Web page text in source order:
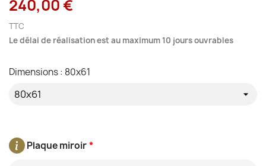
240,00 €
TTC
Le délai de réalisation est au maximum 10 jours ouvrables
*
Plaque miroir
Dimensions : 80x61